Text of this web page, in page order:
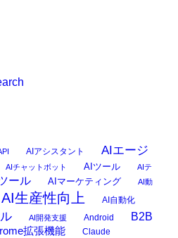
AIアシスタント
AIエージ
AIチャットボット AIツール
AIテ
ール AIマーケティング AI動
AI生産性向上 AI自動化
AI開発支援 Android
B2B
拡張機能 Claude